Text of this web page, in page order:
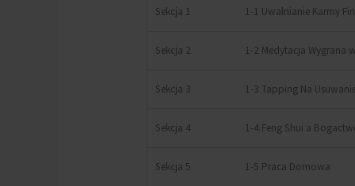
Sekcja 1 1-1 Uwalnianie Karmy
Sekcja 2 1-2 Medytacja Wygrana
Sekcja 3 1-3 Tapping Na
Sekcja 4 1-4 Feng Shui a
Sekcja 5 1-5 Praca Domowa